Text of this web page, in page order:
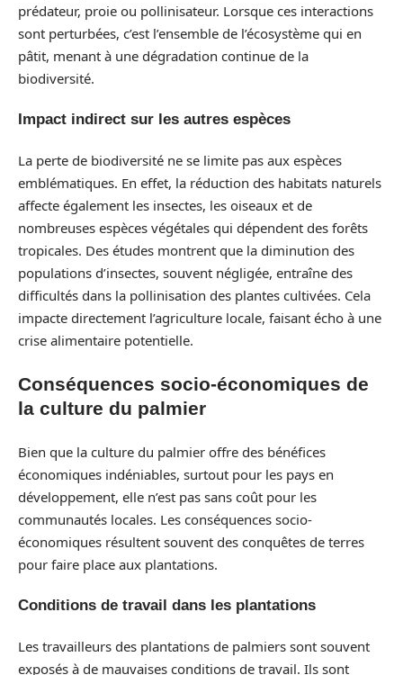
prédateur, proie ou pollinisateur. Lorsque ces interactions
sont perturbées, c’est l’ensemble de l’écosystème qui en
pâtit, menant à une dégradation continue de la
biodiversité.
Impact indirect sur les autres espèces
La perte de biodiversité ne se limite pas aux espèces
emblématiques. En effet, la réduction des habitats naturels
affecte également les insectes, les oiseaux et de
nombreuses espèces végétales qui dépendent des forêts
tropicales. Des études montrent que la diminution des
populations d’insectes, souvent négligée, entraîne des
difficultés dans la pollinisation des plantes cultivées. Cela
impacte directement l’agriculture locale, faisant écho à une
crise alimentaire potentielle.
Conséquences socio-économiques de
la culture du palmier
Bien que la culture du palmier offre des bénéfices
économiques indéniables, surtout pour les pays en
développement, elle n’est pas sans coût pour les
communautés locales. Les conséquences socio-
économiques résultent souvent des conquêtes de terres
pour faire place aux plantations.
Conditions de travail dans les plantations
Les travailleurs des plantations de palmiers sont souvent
exposés à de mauvaises conditions de travail. Ils sont